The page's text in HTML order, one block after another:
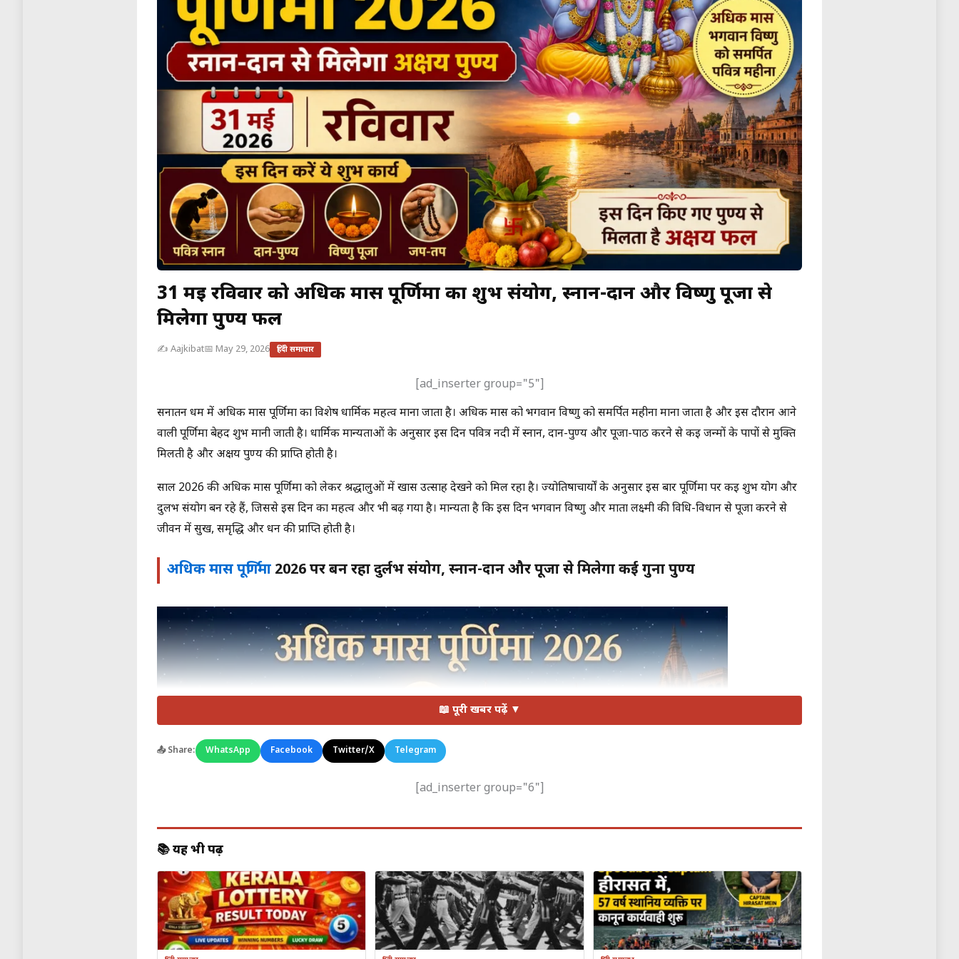
31 मई रविवार को अधिक मास पूर्णिमा का शुभ संयोग, स्नान-दान और विष्णु पूजा से
मिलेगा पुण्य फल
✍️ Aajkibat📅 May 29, 2026 हिंदी समाचार
[ad_inserter group="5"]
सनातन धर्म में अधिक मास पूर्णिमा का विशेष धार्मिक महत्व माना जाता है। अधिक मास को भगवान विष्णु को समर्पित महीना माना जाता है और इस दौरान आने
वाली पूर्णिमा बेहद शुभ मानी जाती है। धार्मिक मान्यताओं के अनुसार इस दिन पवित्र नदी में स्नान, दान-पुण्य और पूजा-पाठ करने से कई जन्मों के पापों से मुक्ति
मिलती है और अक्षय पुण्य की प्राप्ति होती है।
साल 2026 की अधिक मास पूर्णिमा को लेकर श्रद्धालुओं में खास उत्साह देखने को मिल रहा है। ज्योतिषाचार्यों के अनुसार इस बार पूर्णिमा पर कई शुभ योग और
दुर्लभ संयोग बन रहे हैं, जिससे इस दिन का महत्व और भी बढ़ गया है। मान्यता है कि इस दिन भगवान विष्णु और माता लक्ष्मी की विधि-विधान से पूजा करने से
जीवन में सुख, समृद्धि और धन की प्राप्ति होती है।
अधिक मास पूर्णिमा 2026 पर बन रहा दुर्लभ संयोग, स्नान-दान और पूजा से मिलेगा कई गुना पुण्य
📖 पूरी खबर पढ़ें ▼
📤 Share: WhatsApp Facebook Twitter/X Telegram
[ad_inserter group="6"]
📚 यह भी पढ़ें